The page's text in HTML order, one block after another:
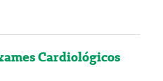
Cardiológicos